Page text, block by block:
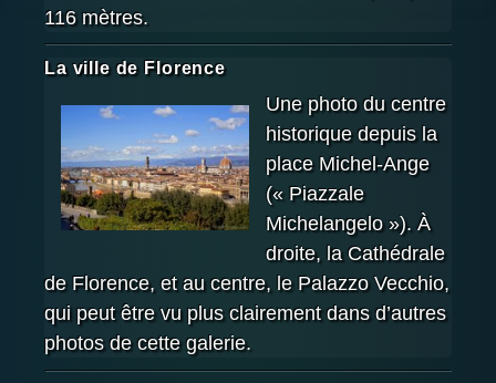
116 mètres.
La ville de Florence
Une photo du centre
historique depuis la
place Michel-Ange
(« Piazzale
Michelangelo »). À
droite, la Cathédrale
de Florence, et au centre, le Palazzo Vecchio,
qui peut être vu plus clairement dans d’autres
photos de cette galerie.